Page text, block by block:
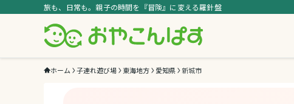
旅も、日常も。親子の時間を『冒険』に変える羅針盤
ホーム 子連れ遊び場 東海地方 愛知県 新城市